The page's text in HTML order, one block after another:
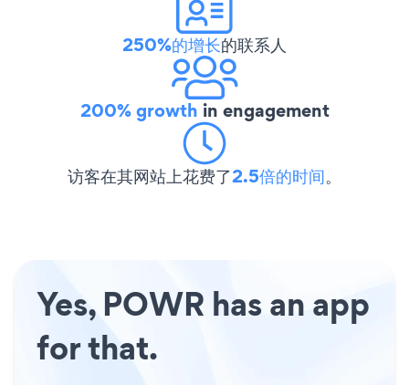
250%的增长的联系人
200% growth in engagement
访客在其网站上花费了2.5倍的时间。
Yes, POWR has an app
for that.